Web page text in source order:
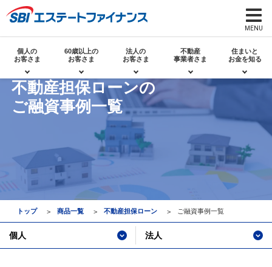
個人の
お客さま
60歳以上の
お客さま
法人の
お客さま
不動産
事業者さま
住まいと
お金を知る
不動産担保ローンの
ご融資事例一覧
トップ 商品一覧 不動産担保ローン ご融資事例一覧
個人 法人